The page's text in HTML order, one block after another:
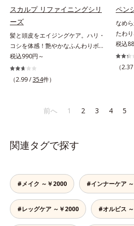
防ぐ複合成分 ※ ビルベリー葉エ
キス、タベブイアインペチギノサ樹
皮エキス*4 グリセリルグルコシド
（保湿成分）、（ジメチコン／ビニ
ルジメチコン）クロスポリマー、ジ
メチコン（カバー成分）*5 アクリ
レーツコポリマー
ン酸(*4)がうるおって透き通るよう
な透明感を叶えます。顔色がどんよ
りしている、ファンデのノリがイマ
イチ、肌のざらつきやくすみが気に
なる、化粧水が肌になじまな
い……。こんなお悩みが気になると
きに。週に1～4回、いつもの洗顔料
と置き換えてお使いください。*1
ち、うるおいを保つことで肌を整え
スカルプ リファイニングシリ
ーズ
髪と頭皮をエイジングケア。ハリ・
コシを体感！艶やかなふんわりボリ
ューム美髪へ。「抜け毛が目立つ」
「ボリュームがない」「ハリ・コシ
がない」という年齢による3大髪悩
ケア(*1)する、オルビスの頭皮ケア
と、うるおったツヤ髪に導く「ブレ
ンドボタニカルエキス(*2)」を配
得できる、褒められ髪をご体感くだ
さい。*1 年齢に応じたお手入れの
こと *2 保湿成分
税込990円～
（2.99 /354件）
ペン
なめ
たわ
り密
着。
イナ
ラス
後に
軽減
るリ
パン
税込
（
前へ 1 2 3 4 5
関連タグで探す
#メイク ～￥2000 #インナーケア
#レッグケア ～￥2000 #オルビス